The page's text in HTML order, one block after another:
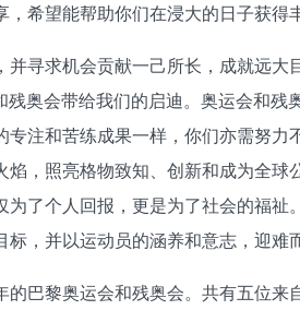
希望能帮助你们在浸大的日子获得
寻求机会贡献一己所长，成就远
奥会带给我们的启迪。奥运会和
注和苦练成果一样，你们亦需努
，照亮格物致知、创新和成为全
了个人回报，更是为了社会的福
，并以运动员的涵养和意志，迎难
巴黎奥运会和残奥会。共有五位